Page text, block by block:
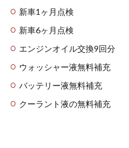
新車1ヶ月点検
新車6ヶ月点検
エンジンオイル交換9回分
ウォッシャー液無料補充
バッテリー液無料補充
クーラント液の無料補充